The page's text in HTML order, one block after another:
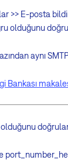
>> E-posta
olduğunu
azından aynı
Bankası
olduğunu